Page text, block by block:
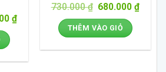
₫.
₫Giá
399.000 ₫.
Được xếp
hạng
sao
730.000₫ Giá
là:
730.000 ₫.
680.000₫Giá
THÊM VÀO GIỎ